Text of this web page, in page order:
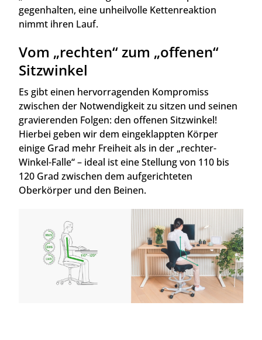
gegenhalten, eine unheilvolle Kettenreaktion
nimmt ihren Lauf.
Vom „rechten“ zum „offenen“
Sitzwinkel
Es gibt einen hervorragenden Kompromiss
zwischen der Notwendigkeit zu sitzen und seinen
gravierenden Folgen: den offenen Sitzwinkel!
Hierbei geben wir dem eingeklappten Körper
einige Grad mehr Freiheit als in der „rechter-
Winkel-Falle“ – ideal ist eine Stellung von 110 bis
120 Grad zwischen dem aufgerichteten
Oberkörper und den Beinen.